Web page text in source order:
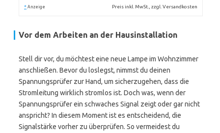
* Anzeige Preis inkl. MwSt., zzgl. Versandkosten
Vor dem Arbeiten an der Hausinstallation
Stell dir vor, du möchtest eine neue Lampe im Wohnzimmer
anschließen. Bevor du loslegst, nimmst du deinen
Spannungsprüfer zur Hand, um sicherzugehen, dass die
Stromleitung wirklich stromlos ist. Doch was, wenn der
Spannungsprüfer ein schwaches Signal zeigt oder gar nicht
anspricht? In diesem Moment ist es entscheidend, die
Signalstärke vorher zu überprüfen. So vermeidest du